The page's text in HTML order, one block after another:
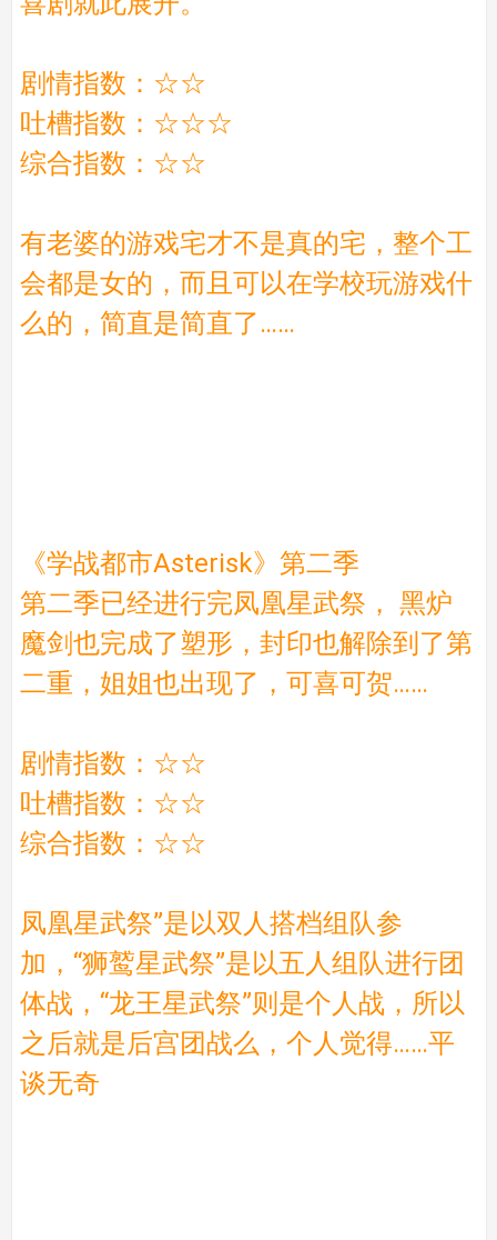
剧情指数：☆☆
吐槽指数：☆☆☆
综合指数：☆☆
有老婆的游戏宅才不是真的宅，整个工
会都是女的，而且可以在学校玩游戏什
么的，简直是简直了……
《学战都市Asterisk》第二季
第二季已经进行完凤凰星武祭， 黑炉
魔剑也完成了塑形，封印也解除到了第
二重，姐姐也出现了，可喜可贺……
剧情指数：☆☆
吐槽指数：☆☆
综合指数：☆☆
凤凰星武祭”是以双人搭档组队参
加，“狮鹫星武祭”是以五人组队进行团
体战，“龙王星武祭”则是个人战，所以
之后就是后宫团战么，个人觉得……平
谈无奇